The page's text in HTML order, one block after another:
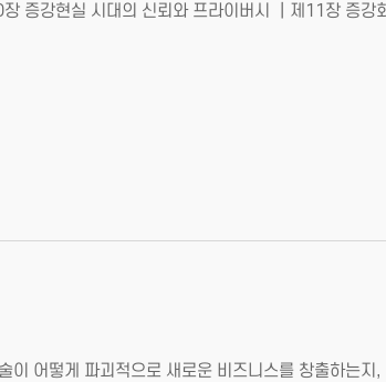
증강현실 시대의 신뢰와 프라이버시 ｜제11장 증
어떻게 파괴적으로 새로운 비즈니스를 창출하는